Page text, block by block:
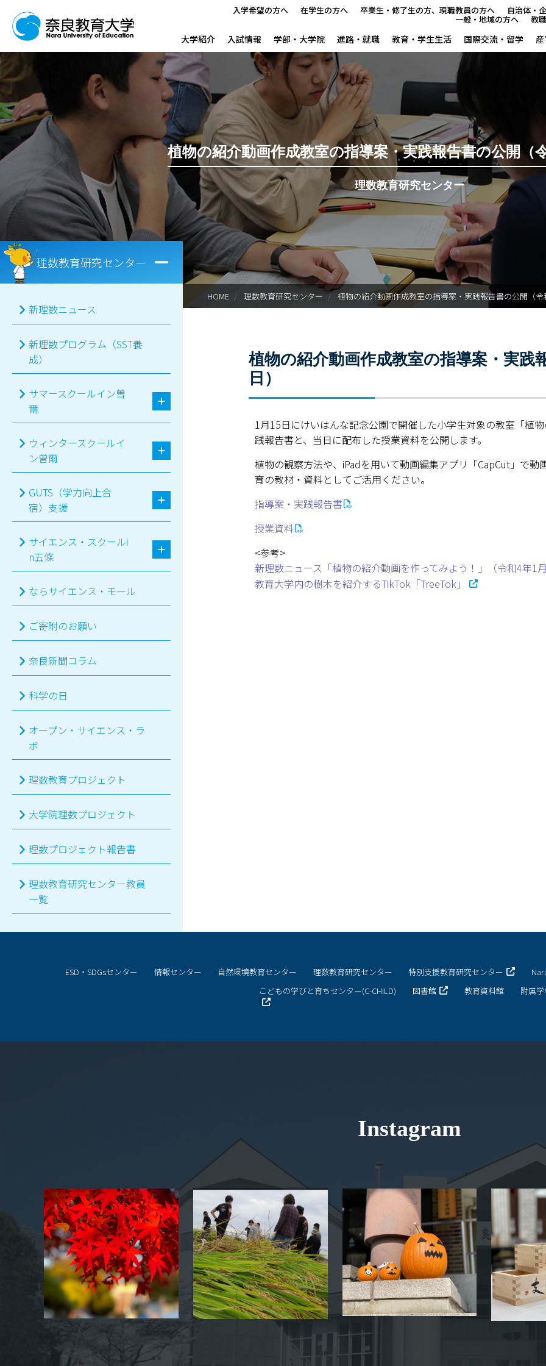
入学希望の方へ 在学生の方へ 卒業生・修了生の方、現職教員の方へ 自治体・
一般・地域の方へ 教
大学紹介 入試情報 学部・大学院 進路・就職 教育・学生生活 国際交流・留学
新理数ニュース
サマースクールイン曽爾
ウィンタースクールイン曽爾
GUTS（学力向上合宿）支援
サイエンス・スクールin五條
ならサイエンス・モール
ご寄附のお願い
理数教育プロジェクト
大学院理数プロジェクト
理数プロジェクト報告書
植物の紹介動画作成教室の指導案・実践報告書の公開（
理数教育研究センター
HOME 理数教育研究センター 植物の紹介動画作成教室の指導案・実践報告書の公開（
理数教育研究センター
新理数ニュース
新理数プログラム（SST養
成）
サマースクールイン曽
爾
ウィンタースクールイ
ン曽爾
GUTS（学力向上合
宿）支援
サイエンス・スクールi
n五條
ならサイエンス・モール
ご寄附のお願い
奈良新聞コラム
科学の日
オープン・サイエンス・ラ
ボ
理数教育プロジェクト
大学院理数プロジェクト
理数プロジェクト報告書
理数教育研究センター教員
一覧
植物の紹介動画作成教室の指導案・実践
日）
1月15日にけいはんな記念公園で開催した小学生対象の教室「植
践報告書と、当日に配布した授業資料を公開します。
植物の観察方法や、iPadを用いて動画編集アプリ「CapCut」で
育の教材・資料としてご活用ください。
指導案・実践報告書
授業資料
<参考>
新理数ニュース「植物の紹介動画を作ってみよう！」（令和4年1
教育大学内の樹木を紹介するTikTok「TreeTok」
ESD・SDGsセンター 情報センター 自然環境教育センター 理数教育研究センター 特別支援教育研究センター
こどもの学びと育ちセンター(C-CHILD)
図書館 教育資料館 附属
Instagram